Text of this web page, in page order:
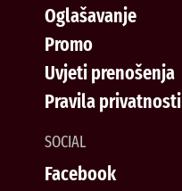
Oglašavanje
Promo
Uvjeti prenošenja
Pravila privatnosti
SOCIAL
Facebook